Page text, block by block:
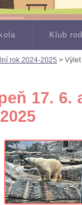
Klub
rok 2024-2025 >
17. 6.